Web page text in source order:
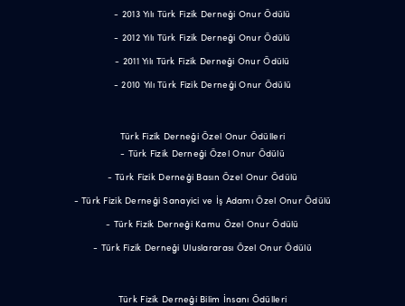
- 2013 Yılı Türk Fizik Derneği Onur Ödülü
- 2012 Yılı Türk Fizik Derneği Onur Ödülü
- 2011 Yılı Türk Fizik Derneği Onur Ödülü
- 2010 Yılı Türk Fizik Derneği Onur Ödülü
Türk Fizik Derneği Özel Onur Ödülleri
- Türk Fizik Derneği Özel Onur Ödülü
- Türk Fizik Derneği Basın Özel Onur Ödülü
- Türk Fizik Derneği Sanayici ve İş Adamı Özel Onur Ödülü
- Türk Fizik Derneği Kamu Özel Onur Ödülü
- Türk Fizik Derneği Uluslararası Özel Onur Ödülü
Türk Fizik Derneği Bilim İnsanı Ödülleri